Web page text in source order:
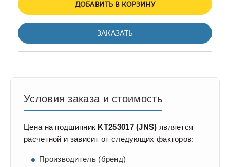
ДОБАВИТЬ В КОРЗИНУ
ЗАКАЗАТЬ
Условия заказа и стоимость
Цена на подшипник KT253017 (JNS) является
расчетной и зависит от следующих факторов:
Производитель (бренд)